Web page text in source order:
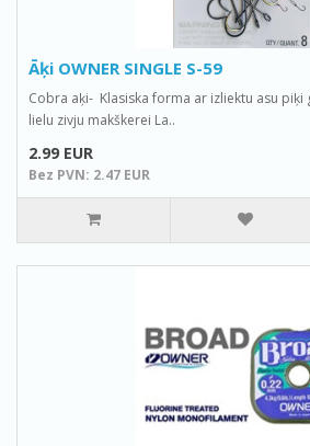
Āķi OWNER SINGLE S-59
Cobra aķi- Klasiska forma ar izliektu asu piķi
lielu zivju makškerei La..
2.99 EUR
Bez PVN: 2.47 EUR